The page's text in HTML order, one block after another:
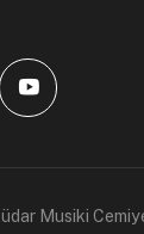
Musiki